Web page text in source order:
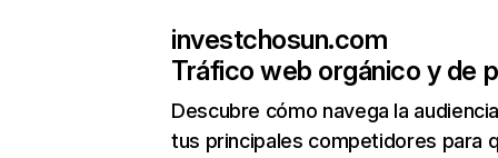
investchosun.com
Tráfico web orgánico y de
Descubre cómo navega la
tus principales competidores para